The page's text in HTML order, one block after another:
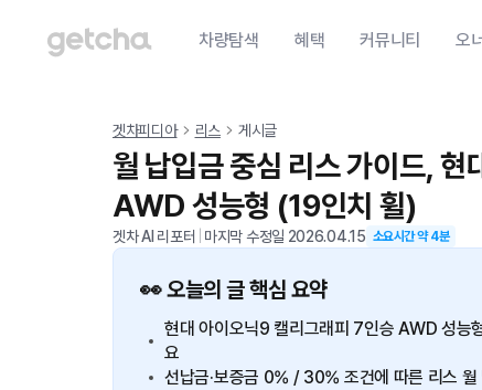
차량탐색 혜택 커뮤니티 오
겟차피디아 리스 게시글
월 납입금 중심 리스 가이드,
AWD 성능형 (19인치 휠)
겟차 AI 리포터 마지막 수정일 2026.04.15 소요시간 약4분
👀 오늘의 글 핵심 요약
현대 아이오닉9 캘리그래피 7인승 AWD 성능
요
선납금·보증금 0% / 30% 조건에 따른 리스